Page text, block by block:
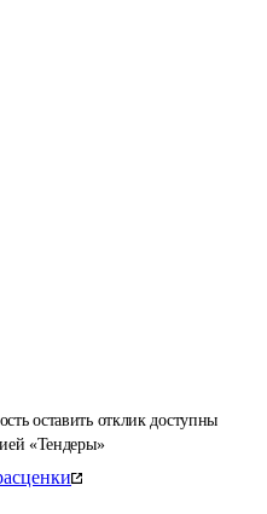
оставить отклик доступны
«Тендеры»